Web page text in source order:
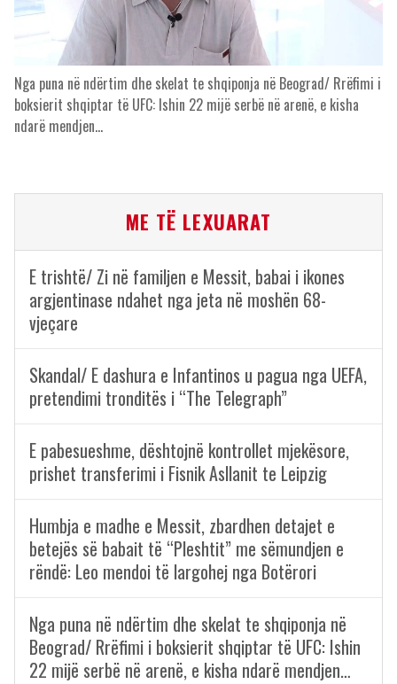
Nga puna në ndërtim dhe skelat te shqiponja në Beograd/ Rrëfimi i
boksierit shqiptar të UFC: Ishin 22 mijë serbë në arenë, e kisha
ndarë mendjen…
ME TË LEXUARAT
E trishtë/ Zi në familjen e Messit, babai i ikones
argjentinase ndahet nga jeta në moshën 68-
vjeçare
Skandal/ E dashura e Infantinos u pagua nga UEFA,
pretendimi tronditës i “The Telegraph”
E pabesueshme, dështojnë kontrollet mjekësore,
prishet transferimi i Fisnik Asllanit te Leipzig
Humbja e madhe e Messit, zbardhen detajet e
betejës së babait të “Pleshtit” me sëmundjen e
rëndë: Leo mendoi të largohej nga Botërori
Nga puna në ndërtim dhe skelat te shqiponja në
Beograd/ Rrëfimi i boksierit shqiptar të UFC: Ishin
22 mijë serbë në arenë, e kisha ndarë mendjen…